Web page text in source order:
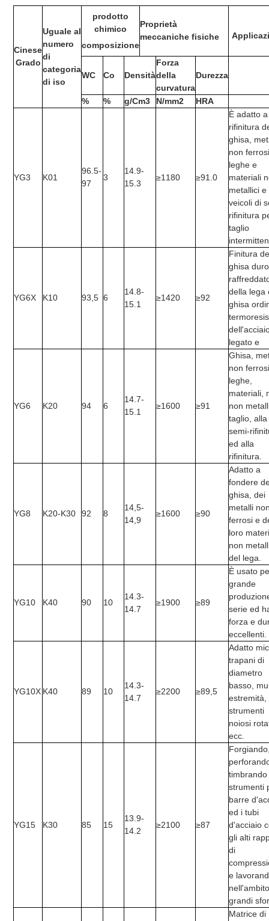
Cinese
Grado
Uguale al
numero
di
categoria
di iso
prodotto
chimico
composizione
Proprietà
meccaniche fisiche
WC Co Densità
Forza
della
curvatura
Durezza
% % g/Cm3 N/mm2 HRA
YG3 K01
96.5-
97
3
14.9-
15.3
≥1180 ≥91.0
È adatto a
rifinitura
ghisa,
non
leghe e
materiali
metallici e
veicoli di
rifinitura
taglio
YG6X K10 93,5 6
14.8-
15.1
≥1420 ≥92
Finitura
ghisa duro
della lega
ghisa
legato e
YG6 K20 94 6
14.7-
15.1
≥1600 ≥91
Ghisa,
non
leghe,
materiali,
non
taglio, alla
semi-
ed alla
rifinitura.
YG8 K20-K30 92 8
14,5-
14,9
≥1600 ≥90
Adatto a
fondere
ghisa, dei
metalli
ferrosi e
loro
non
del lega.
YG10 K40 90 10
14.3-
14.7
≥1900 ≥89
È usato
grande
serie ed
forza e
eccellenti.
YG10X K40 89 10
14.3-
14.7
≥2200 ≥89,5
Adatto
trapani di
diametro
basso,
estremità,
strumenti
noiosi
ecc.
YG15 K30 85 15
13.9-
14.2
≥2100 ≥87
timbrando
strumenti
barre
ed i tubi
d'acciaio
gli alti
di
e
grandi
Matrice di